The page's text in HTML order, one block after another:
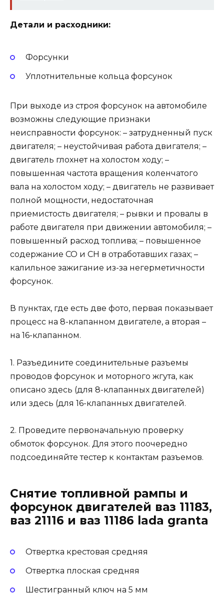
Детали и расходники:
Форсунки
Уплотнительные кольца форсунок
При выходе из строя форсунок на автомобиле
возможны следующие признаки
неисправности форсунок: – затрудненный пуск
двигателя; – неустойчивая работа двигателя; –
двигатель глохнет на холостом ходу; –
повышенная частота вращения коленчатого
вала на холостом ходу; – двигатель не развивает
полной мощности, недостаточная
приемистость двигателя; – рывки и провалы в
работе двигателя при движении автомобиля; –
повышенный расход топлива; – повышенное
содержание СО и СН в отработавших газах; –
калильное зажигание из-за негерметичности
форсунок.
В пунктах, где есть две фото, первая показывает
процесс на 8-клапанном двигателе, а вторая –
на 16-клапанном.
1. Разъедините соединительные разъемы
проводов форсунок и моторного жгута, как
описано здесь (для 8-клапанных двигателей)
или здесь (для 16-клапанных двигателей.
2. Проведите первоначальную проверку
обмоток форсунок. Для этого поочередно
подсоединяйте тестер к контактам разъемов.
Снятие топливной рампы и
форсунок двигателей ваз 11183,
ваз 21116 и ваз 11186 lada granta
Отвертка крестовая средняя
Отвертка плоская средняя
Шестигранный ключ на 5 мм